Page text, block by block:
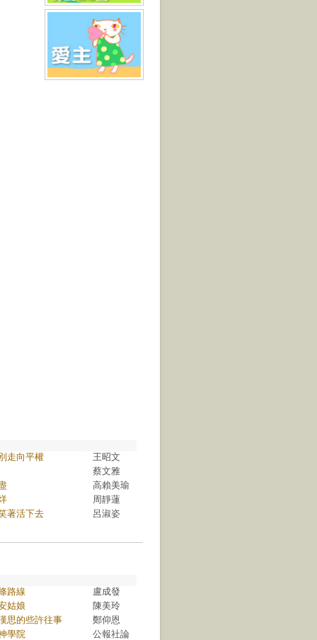
走向平權
王昭文
蔡文雅
高賴美瑜
周靜蓮
著活下去
呂淑姿
路線
盧成發
姑娘
陳美玲
思的些許往事
鄭仰恩
學院
公報社論